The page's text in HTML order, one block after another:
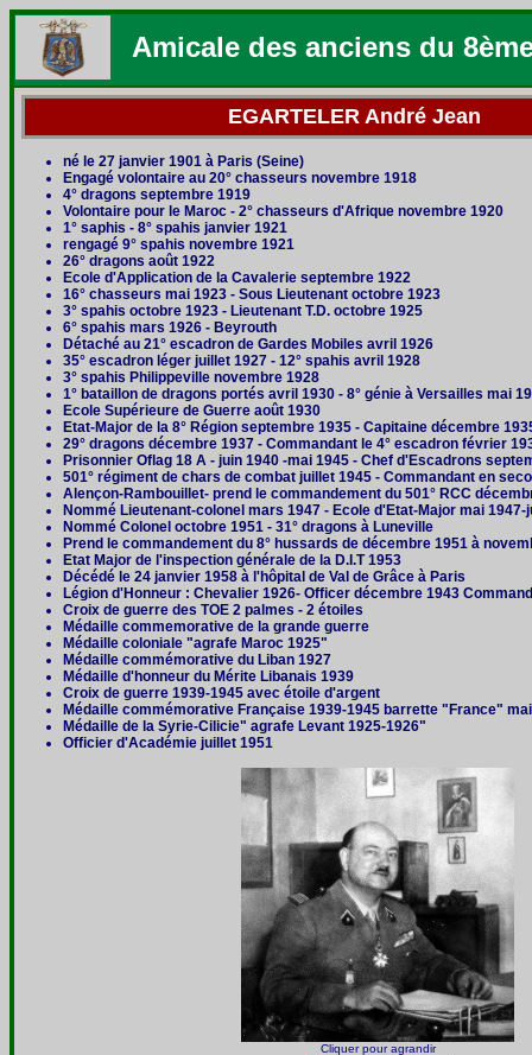
Amicale des anciens du
EGARTELER André Jean
né le 27 janvier 1901 à Paris (Seine)
Engagé volontaire au 20° chasseurs novembre 1918
4° dragons septembre 1919
Volontaire pour le Maroc - 2° chasseurs d'Afrique novembre 1920
1° saphis - 8° spahis janvier 1921
rengagé 9° spahis novembre 1921
26° dragons août 1922
Ecole d'Application de la Cavalerie septembre 1922
16° chasseurs mai 1923 - Sous Lieutenant octobre 1923
3° spahis octobre 1923 - Lieutenant T.D. octobre 1925
6° spahis mars 1926 - Beyrouth
Détaché au 21° escadron de Gardes Mobiles avril 1926
35° escadron léger juillet 1927 - 12° spahis avril 1928
3° spahis Philippeville novembre 1928
1° bataillon de dragons portés avril 1930 - 8° génie à Versailles mai
Ecole Supérieure de Guerre août 1930
Etat-Major de la 8° Région septembre 1935 - Capitaine décembre
29° dragons décembre 1937 - Commandant le 4° escadron février
Prisonnier Oflag 18 A - juin 1940 -mai 1945 - Chef d'Escadrons
501° régiment de chars de combat juillet 1945 - Commandant en
Alençon-Rambouillet- prend le commandement du 501° RCC
Nommé Lieutenant-colonel mars 1947 - Ecole d'Etat-Major mai 1947-
Nommé Colonel octobre 1951 - 31° dragons à Luneville
Prend le commandement du 8° hussards de décembre 1951 à
Etat Major de l'inspection générale de la D.I.T 1953
Décédé le 24 janvier 1958 à l'hôpital de Val de Grâce à Paris
Légion d'Honneur : Chevalier 1926- Officer décembre 1943
Croix de guerre des TOE 2 palmes - 2 étoiles
Médaille commemorative de la grande guerre
Médaille coloniale "agrafe Maroc 1925"
Médaille commémorative du Liban 1927
Médaille d'honneur du Mérite Libanais 1939
Croix de guerre 1939-1945 avec étoile d'argent
Médaille commémorative Française 1939-1945 barrette "France"
Médaille de la Syrie-Cilicie" agrafe Levant 1925-1926"
Officier d'Académie juillet 1951
Cliquer pour agrandir